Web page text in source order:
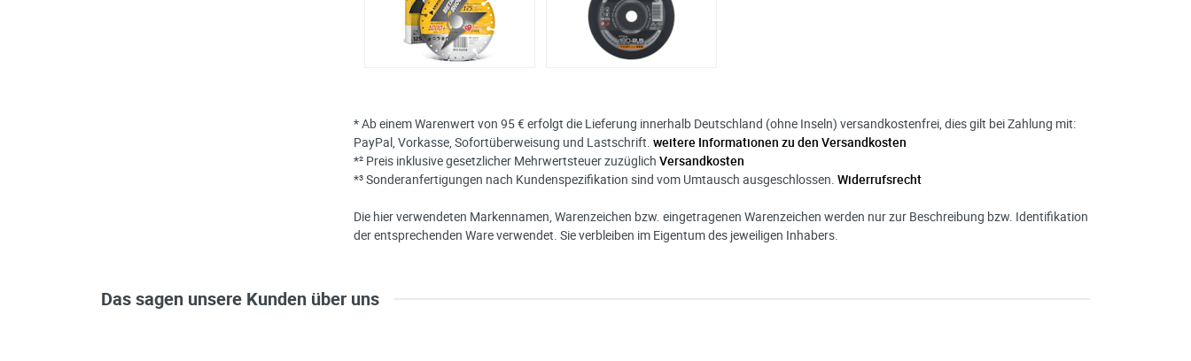
* Ab einem Warenwert von 95 € erfolgt die Lieferung innerhalb Deutschland (ohne Inseln) versandkostenfrei, dies gilt bei Zahlung mit:
PayPal, Vorkasse, Sofortüberweisung und Lastschrift. weitere Informationen zu den Versandkosten
*² Preis inklusive gesetzlicher Mehrwertsteuer zuzüglich Versandkosten
*³ Sonderanfertigungen nach Kundenspezifikation sind vom Umtausch ausgeschlossen. Widerrufsrecht
Die hier verwendeten Markennamen, Warenzeichen bzw. eingetragenen Warenzeichen werden nur zur Beschreibung bzw. Identifikation
der entsprechenden Ware verwendet. Sie verbleiben im Eigentum des jeweiligen Inhabers.
Das sagen unsere Kunden über uns